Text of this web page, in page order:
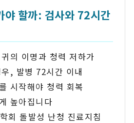
야 할까: 검사와 72시간
의 이명과 청력 저하가
, 발병 72시간 이내
시작해야 청력 회복
높아집니다
회 돌발성 난청 진료지침